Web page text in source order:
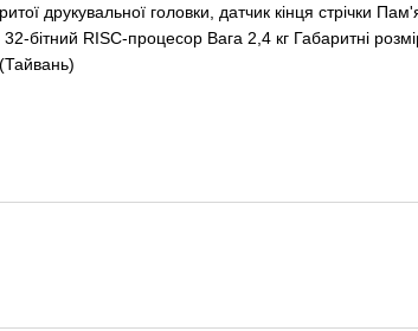
друкувальної головки, датчик кінця стрічки
бітний RISC-процесор Вага 2,4 кг Габаритні